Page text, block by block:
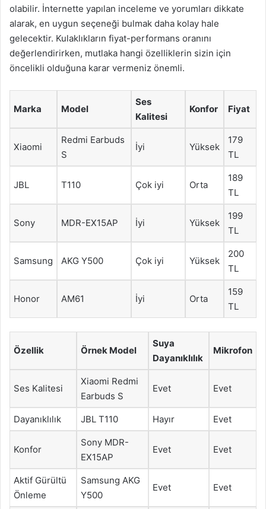
olabilir. İnternette yapılan inceleme ve yorumları dikkate
alarak, en uygun seçeneği bulmak daha kolay hale
gelecektir. Kulaklıkların fiyat-performans oranını
değerlendirirken, mutlaka hangi özelliklerin sizin için
öncelikli olduğuna karar vermeniz önemli.
Marka Model
Ses
Kalitesi
Konfor Fiyat
Xiaomi
Redmi Earbuds
S
İyi Yüksek
179
TL
JBL T110 Çok iyi Orta
189
TL
Sony MDR-EX15AP İyi Yüksek
199
TL
Samsung AKG Y500 Çok iyi Yüksek
200
TL
Honor AM61 İyi Orta
159
TL
Özellik Örnek Model
Suya
Dayanıklılık
Mikrofon
Ses Kalitesi
Xiaomi Redmi
Earbuds S
Evet Evet
Dayanıklılık JBL T110 Hayır Evet
Konfor
Sony MDR-
EX15AP
Evet Evet
Aktif Gürültü
Önleme
Samsung AKG
Y500
Evet Evet